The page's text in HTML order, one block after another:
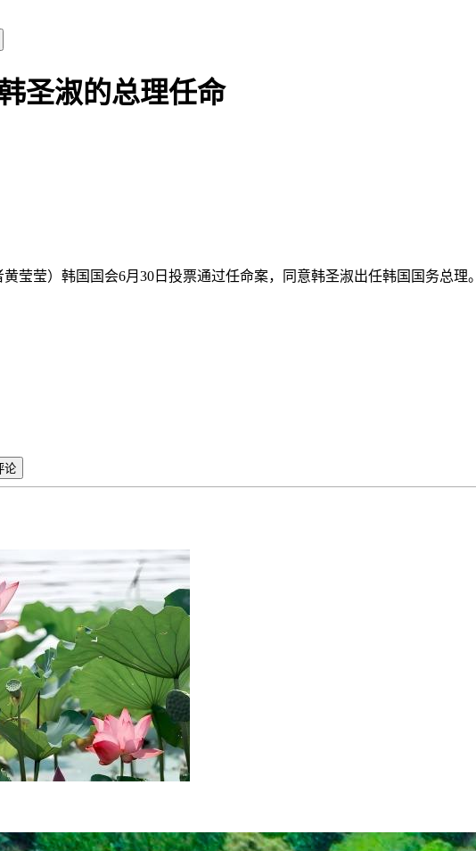
圣淑的总理任命
莹）韩国国会6月30日投票通过任命案，同意韩圣淑出任韩国国务总理。
论